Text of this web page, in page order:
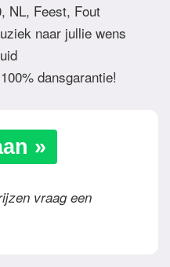
NL, Feest, Fout
naar jullie wens
dansgarantie!
»
vraag een